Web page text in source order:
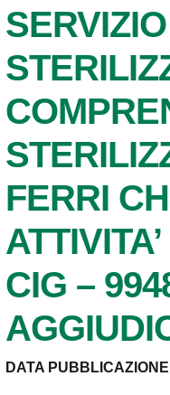
FERRI
CIG –
DATA